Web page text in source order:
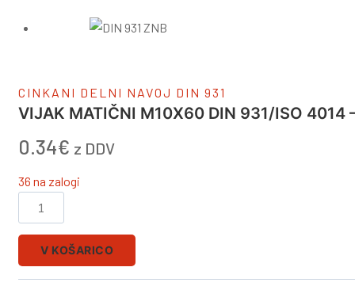
CINKANI DELNI NAVOJ DIN 931
VIJAK MATIČNI M10X60 DIN 931/ISO 4014
0.34€ z DDV
36 na zalogi
V KOŠARICO